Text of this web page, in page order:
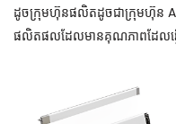
ដូចក្រុមហ៊ុនផលិតដូចជាក្រុមហ៊ុន
ផលិតផលដែលមានគុណភាពដែលឆ្ល